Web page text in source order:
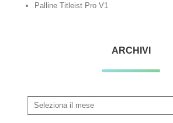
Palline Titleist Pro V1
ARCHIVI
Archivi